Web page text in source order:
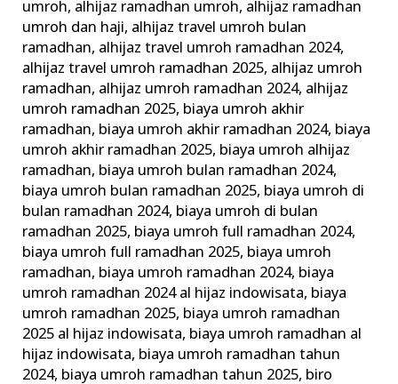
umroh, alhijaz ramadhan umroh, alhijaz ramadhan
umroh dan haji, alhijaz travel umroh bulan
ramadhan, alhijaz travel umroh ramadhan 2024,
alhijaz travel umroh ramadhan 2025, alhijaz umroh
ramadhan, alhijaz umroh ramadhan 2024, alhijaz
umroh ramadhan 2025, biaya umroh akhir
ramadhan, biaya umroh akhir ramadhan 2024, biaya
umroh akhir ramadhan 2025, biaya umroh alhijaz
ramadhan, biaya umroh bulan ramadhan 2024,
biaya umroh bulan ramadhan 2025, biaya umroh di
bulan ramadhan 2024, biaya umroh di bulan
ramadhan 2025, biaya umroh full ramadhan 2024,
biaya umroh full ramadhan 2025, biaya umroh
ramadhan, biaya umroh ramadhan 2024, biaya
umroh ramadhan 2024 al hijaz indowisata, biaya
umroh ramadhan 2025, biaya umroh ramadhan
2025 al hijaz indowisata, biaya umroh ramadhan al
hijaz indowisata, biaya umroh ramadhan tahun
2024, biaya umroh ramadhan tahun 2025, biro